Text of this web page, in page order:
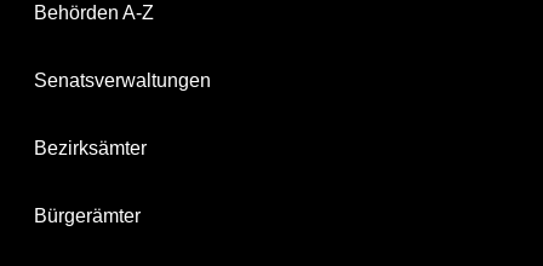
Behörden A-Z
Senatsverwaltungen
Bezirksämter
Bürgerämter